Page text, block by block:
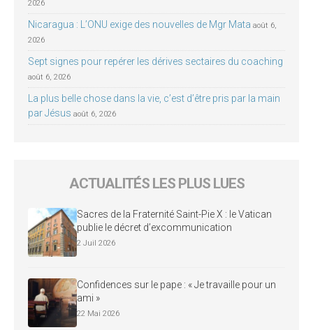
2026
Nicaragua : L’ONU exige des nouvelles de Mgr Mata août 6,
2026
Sept signes pour repérer les dérives sectaires du coaching
août 6, 2026
La plus belle chose dans la vie, c’est d’être pris par la main
par Jésus août 6, 2026
ACTUALITÉS LES PLUS LUES
Sacres de la Fraternité Saint-Pie X : le Vatican
publie le décret d’excommunication
2 Juil 2026
Confidences sur le pape : « Je travaille pour un
ami »
22 Mai 2026